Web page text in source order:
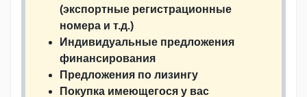
(экспортные регистрационные
номера и т.д.)
Индивидуальные предложения
финансирования
Предложения по лизингу
Покупка имеющегося у вас